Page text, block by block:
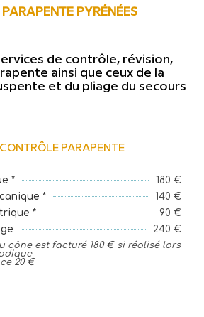
PYRÉNÉES
de contrôle, révision,
ainsi que ceux de la
et du pliage du secours
PARAPENTE
*
180 €
*
140 €
*
90 €
240 €
cône est facturé 180 € si réalisé lors
20 €